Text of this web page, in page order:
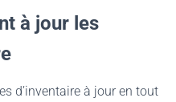
à jour les
d’inventaire à jour en tout